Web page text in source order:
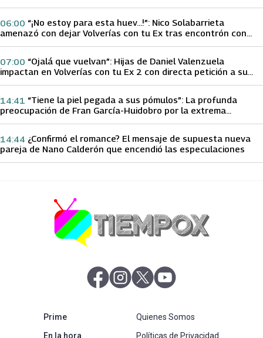
“¡No estoy para esta huev…!”: Nico Solabarrieta
amenazó con dejar Volverías con tu Ex tras encontrón con
06:00
“Ojalá que vuelvan”: Hijas de Daniel Valenzuela
impactan en Volverías con tu Ex 2 con directa petición a su
07:00
“Tiene la piel pegada a sus pómulos”: La profunda
preocupación de Fran García-Huidobro por la extrema
14:41
¿Confirmó el romance? El mensaje de supuesta nueva
pareja de Nano Calderón que encendió las especulaciones
14:44
abre en nueva pestaña
abre en nueva pestaña
abre en nueva pestaña
Primeabre en nueva pestaña
En la horaabre en nueva pestaña
Quienes Somos
Políticas de Privacidad